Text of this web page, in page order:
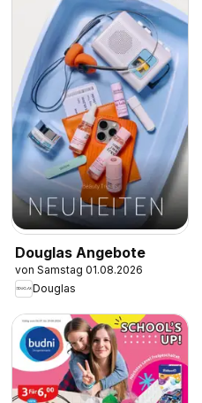
Douglas Angebote
von Samstag 01.08.2026
Douglas